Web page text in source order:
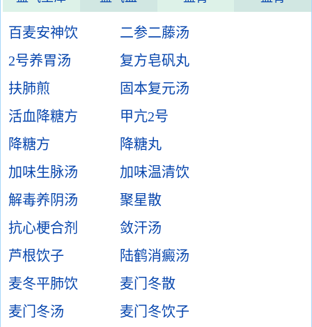
百麦安神饮
二参二藤汤
2号养胃汤
复方皂矾丸
扶肺煎
固本复元汤
活血降糖方
甲亢2号
降糖方
降糖丸
加味生脉汤
加味温清饮
解毒养阴汤
聚星散
抗心梗合剂
敛汗汤
芦根饮子
陆鹤消癜汤
麦冬平肺饮
麦门冬散
麦门冬汤
麦门冬饮子